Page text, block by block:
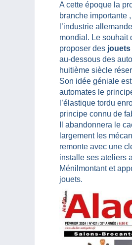
A cette époque la
branche importante
l’industrie
mondial. Le souhait
proposer des jouets
au-dessous des
huitième siècle
Son idée géniale
automates le
l’élastique tordu
principe connu de
Il abandonnera le
largement les
remonte avec une
installe ses ateliers
Ménilmontant et
jouets.